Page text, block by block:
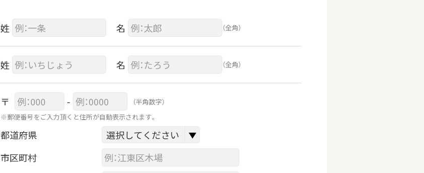
姓 名 （全角）
姓 名 （全角）
〒 -
（半角数字）
※郵便番号をご入力頂くと住所が自動表示されます。
都道府県
市区町村